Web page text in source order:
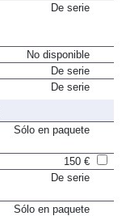
De serie
No disponible
De serie
De serie
Sólo en paquete
150 €
De serie
Sólo en paquete